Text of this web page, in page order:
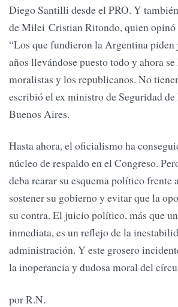
Diego Santilli desde el PRO. Y
de Milei Cristian Ritondo, quien opinó
“Los que fundieron la Argentina
años llevándose puesto todo y ahora se
moralistas y los republicanos. No
escribió el ex ministro de Seguridad
Buenos Aires.
Hasta ahora, el oficialismo ha
núcleo de respaldo en el Congreso.
deba rearar su esquema político frente
sostener su gobierno y evitar que la
su contra. El juicio político, más que
inmediata, es un reflejo de la
administración. Y este grosero
la inoperancia y dudosa moral del
por R.N.